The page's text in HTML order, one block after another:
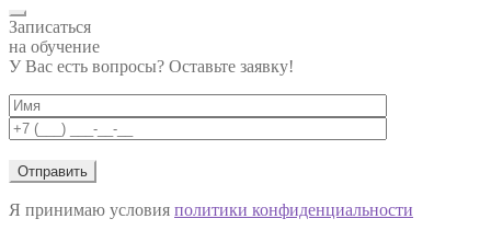
Записаться
на обучение
У Вас есть вопросы? Оставьте заявку!
Я принимаю условия политики конфиденциальности